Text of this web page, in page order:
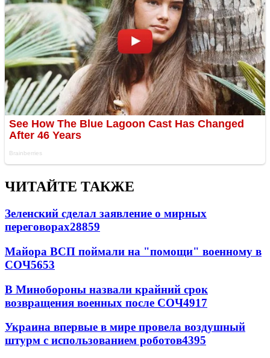
ЧИТАЙТЕ ТАКЖЕ
Зеленский сделал заявление о мирных
переговорах28859
Майора ВСП поймали на "помощи" военному в
СОЧ5653
В Минобороны назвали крайний срок
возвращения военных после СОЧ4917
Украина впервые в мире провела воздушный
штурм с использованием роботов4395